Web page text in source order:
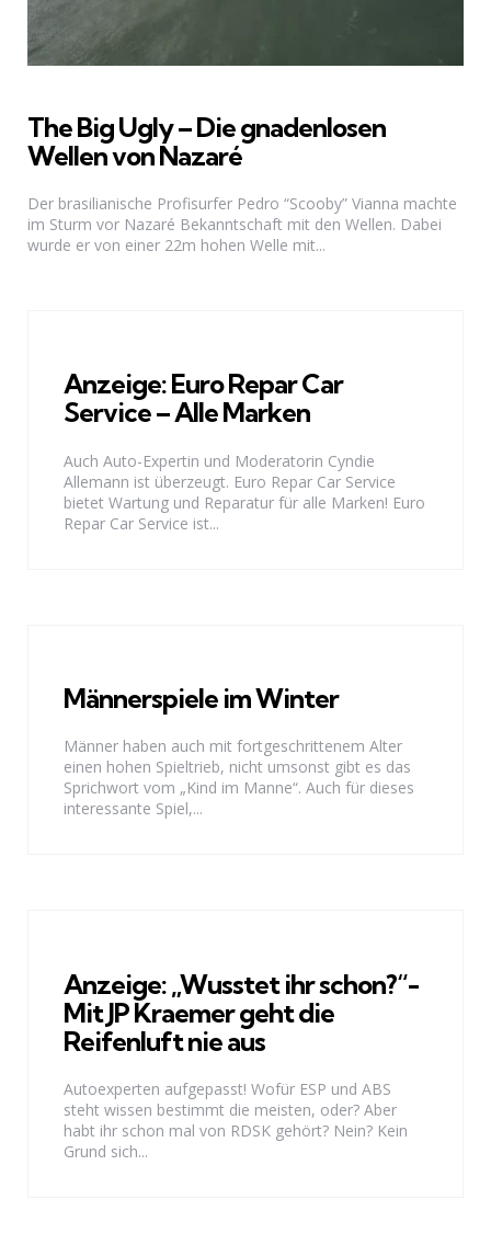
The Big Ugly – Die gnadenlosen
Wellen von Nazaré
Der brasilianische Profisurfer Pedro “Scooby” Vianna machte
im Sturm vor Nazaré Bekanntschaft mit den Wellen. Dabei
wurde er von einer 22m hohen Welle mit...
Anzeige: Euro Repar Car
Service – Alle Marken
Auch Auto-Expertin und Moderatorin Cyndie
Allemann ist überzeugt. Euro Repar Car Service
bietet Wartung und Reparatur für alle Marken! Euro
Repar Car Service ist...
Männerspiele im Winter
Männer haben auch mit fortgeschrittenem Alter
einen hohen Spieltrieb, nicht umsonst gibt es das
Sprichwort vom „Kind im Manne“. Auch für dieses
interessante Spiel,...
Anzeige: „Wusstet ihr schon?“-
Mit JP Kraemer geht die
Reifenluft nie aus
Autoexperten aufgepasst! Wofür ESP und ABS
steht wissen bestimmt die meisten, oder? Aber
habt ihr schon mal von RDSK gehört? Nein? Kein
Grund sich...